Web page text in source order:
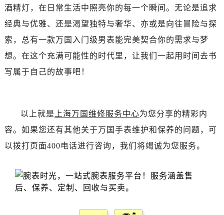
酒精灯，在日常生活中照亮你的每一个瞬间。无论是追求
经典与优雅、还是渴望独特与奢华、亦或是向往冒险与探
索，总有一款万国入门级男表能完美契合你的需求与梦
想。在这个充满可能性的时代里，让我们一起用时间去书
写属于自己的故事吧！
以上就是 上海万国维修服务中心为您分享的精彩内
容。如果您还有其他关于万国手表维护和保养的问题，可
以拨打页面400电话进行咨询，我们将竭诚为您服务。